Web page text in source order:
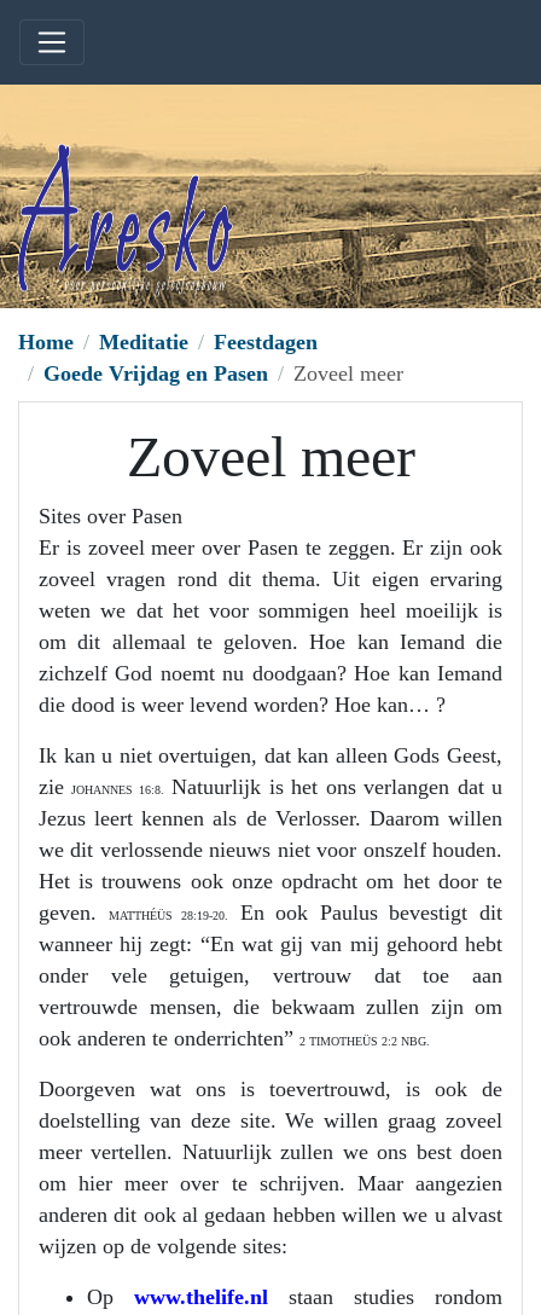
Home Meditatie
Feestdagen
Goede Vrijdag en Pasen
Zoveel meer
Zoveel meer
Sites over Pasen
Er is zoveel meer over Pasen te zeggen. Er zijn ook
zoveel vragen rond dit thema. Uit eigen ervaring
weten we dat het voor sommigen heel moeilijk is
om dit allemaal te geloven. Hoe kan Iemand die
zichzelf God noemt nu doodgaan? Hoe kan Iemand
die dood is weer levend worden? Hoe kan… ?
Ik kan u niet overtuigen, dat kan alleen Gods Geest,
zieJOHANNES 16:8.
Natuurlijk is het ons verlangen dat u
Jezus leert kennen als de Verlosser. Daarom willen
we dit verlossende nieuws niet voor onszelf houden.
Het is trouwens ook onze opdracht om het door te
geven.
MATTHÉÜS 28:19-20.
En ook Paulus bevestigt dit
wanneer hij zegt: “En wat gij van mij gehoord hebt
onder vele getuigen, vertrouw dat toe aan
vertrouwde mensen, die bekwaam zullen zijn om
ook anderen te onderrichten” 2 TIMOTHEÜS 2:2 NBG.
Doorgeven wat ons is toevertrouwd, is ook de
doelstelling van deze site. We willen graag zoveel
meer vertellen. Natuurlijk zullen we ons best doen
om hier meer over te schrijven. Maar aangezien
anderen dit ook al gedaan hebben willen we u alvast
wijzen op de volgende sites:
Op www.thelife.nl staan studies rondom